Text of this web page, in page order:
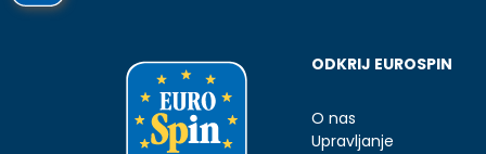
ODKRIJ EUROSPIN
O nas
Upravljanje